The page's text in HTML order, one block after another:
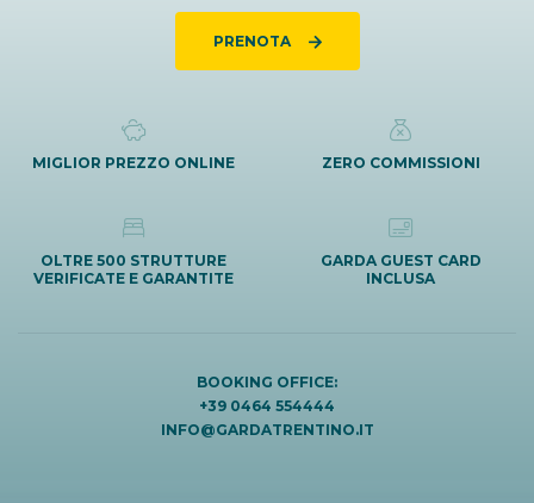
PRENOTA
MIGLIOR PREZZO ONLINE ZERO COMMISSIONI
OLTRE 500 STRUTTURE
VERIFICATE E GARANTITE
GARDA GUEST CARD
INCLUSA
BOOKING OFFICE:
+39 0464 554444
INFO@GARDATRENTINO.IT